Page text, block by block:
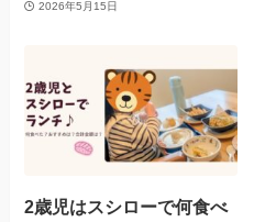
2026年5月15日
2歳児はスシローで何食べ